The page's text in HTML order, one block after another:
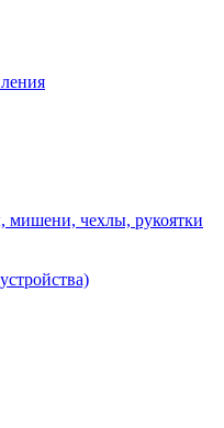
мишени, чехлы, рукоятки